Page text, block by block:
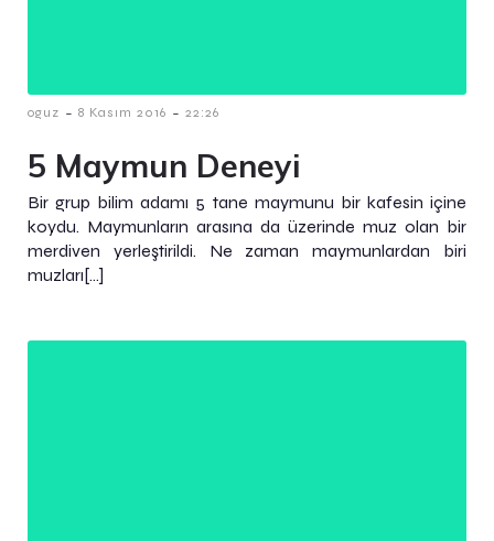
oguz - 8 Kasım 2016 - 22:26
5 Maymun Deneyi
Bir grup bilim adamı 5 tane maymunu bir kafesin içine
koydu. Maymunların arasına da üzerinde muz olan bir
merdiven yerleştirildi. Ne zaman maymunlardan biri
muzları[…]